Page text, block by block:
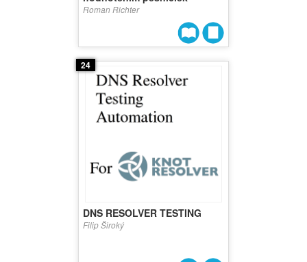
Roman Richter
24
DNS RESOLVER TESTING
Filip Široký